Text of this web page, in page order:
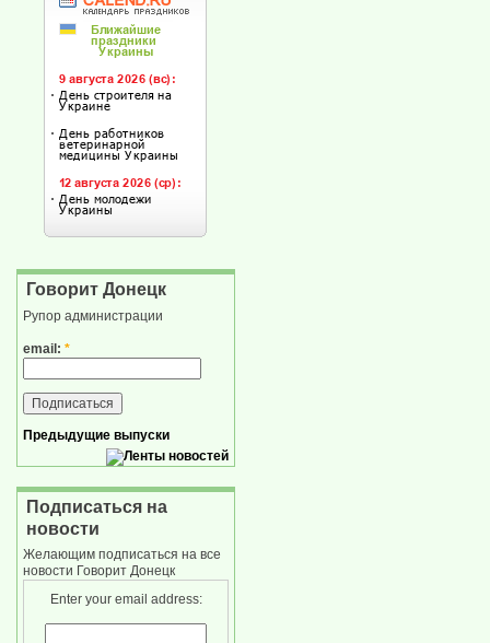
Говорит Донецк
Рупор администрации
email: *
Предыдущие выпуски
Подписаться на
новости
Желающим подписаться на все
новости Говорит Донецк
Enter your email address: